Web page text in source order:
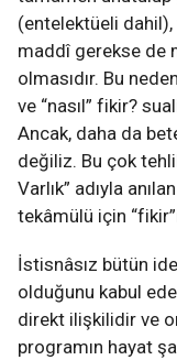
(entelektüeli
maddî gerekse de
olmasıdır. Bu
ve “nasıl” fikir?
Ancak, daha da
değiliz. Bu çok
Varlık” adıyla
tekâmülü için
İstisnâsız bütün
olduğunu kabul
direkt ilişkilidir ve
programın hayat